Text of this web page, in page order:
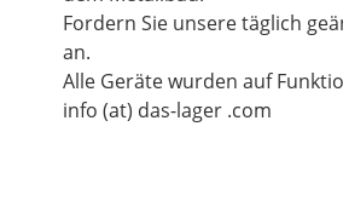
Fordern Sie unsere täglich
an.
Alle Geräte wurden auf
info (at) das-lager .com